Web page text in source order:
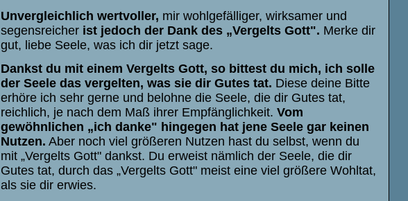
Unvergleichlich wertvoller, mir wohlgefälliger, wirksamer und
segensreicher ist jedoch der Dank des „Vergelts Gott". Merke dir
gut, liebe Seele, was ich dir jetzt sage.
Dankst du mit einem Vergelts Gott, so bittest du mich, ich solle
der Seele das vergelten, was sie dir Gutes tat. Diese deine Bitte
erhöre ich sehr gerne und belohne die Seele, die dir Gutes tat,
reichlich, je nach dem Maß ihrer Empfänglichkeit. Vom
gewöhnlichen „ich danke" hingegen hat jene Seele gar keinen
Nutzen. Aber noch viel größeren Nutzen hast du selbst, wenn du
mit „Vergelts Gott" dankst. Du erweist nämlich der Seele, die dir
Gutes tat, durch das „Vergelts Gott" meist eine viel größere Wohltat,
als sie dir erwies.